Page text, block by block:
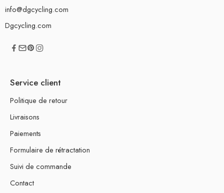
info@dgcycling.com
Dgcycling.com
Service client
Politique de retour
Livraisons
Paiements
Formulaire de rétractation
Suivi de commande
Contact